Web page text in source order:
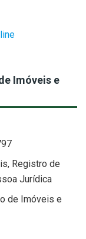
Imóveis e
Registro de
Jurídica
de Imóveis e